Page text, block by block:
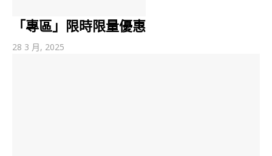
「專區」限時限量優惠
28 3 月, 2025